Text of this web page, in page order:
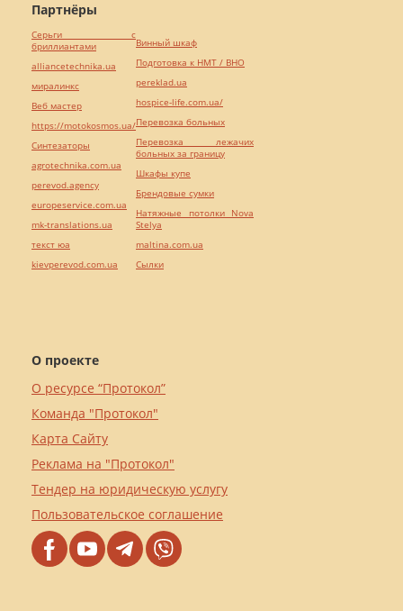
О проекте
О ресурсе “Протокол”
Команда "Протокол"
Карта Сайту
Реклама на "Протокол"
Тендер на юридическую услугу
Пользовательское соглашение
Партнёры
Серьги с
бриллиантами
alliancetechnika.ua
миралинкс
Веб мастер
https://motokosmos.ua/
Синтезаторы
agrotechnika.com.ua
perevod.agency
europeservice.com.ua
mk-translations.ua
текст юа
kievperevod.com.ua
Винный шкаф
Подготовка к НМТ / ВНО
pereklad.ua
hospice-life.com.ua/
Перевозка больных
Перевозка лежачих
больных за границу
Шкафы купе
Брендовые сумки
Натяжные потолки Nova
Stelya
maltina.com.ua
Cылки